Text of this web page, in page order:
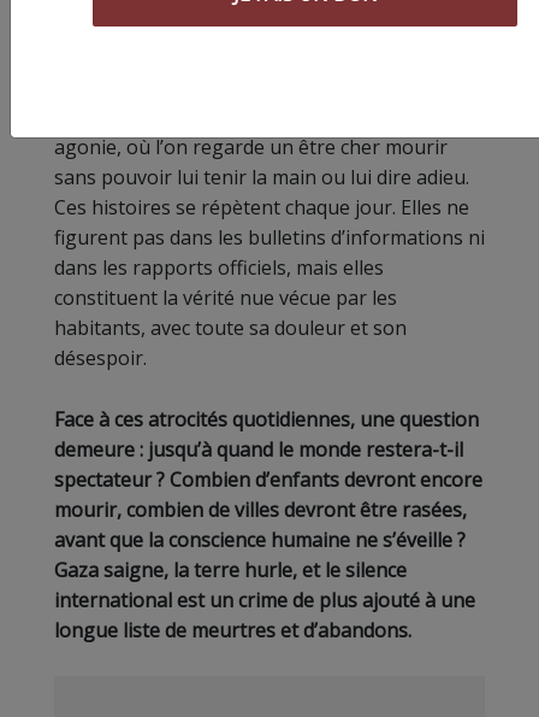
d’espoir à leur fils piégé, tout en sachant que le
agonie, où l’on regarde un être cher mourir
sans pouvoir lui tenir la main ou lui dire adieu.
Ces histoires se répètent chaque jour. Elles ne
figurent pas dans les bulletins d’informations ni
dans les rapports officiels, mais elles
constituent la vérité nue vécue par les
habitants, avec toute sa douleur et son
désespoir.
Face à ces atrocités quotidiennes, une question
demeure : jusqu’à quand le monde restera-t-il
spectateur ? Combien d’enfants devront encore
mourir, combien de villes devront être rasées,
avant que la conscience humaine ne s’éveille ?
Gaza saigne, la terre hurle, et le silence
international est un crime de plus ajouté à une
longue liste de meurtres et d’abandons.